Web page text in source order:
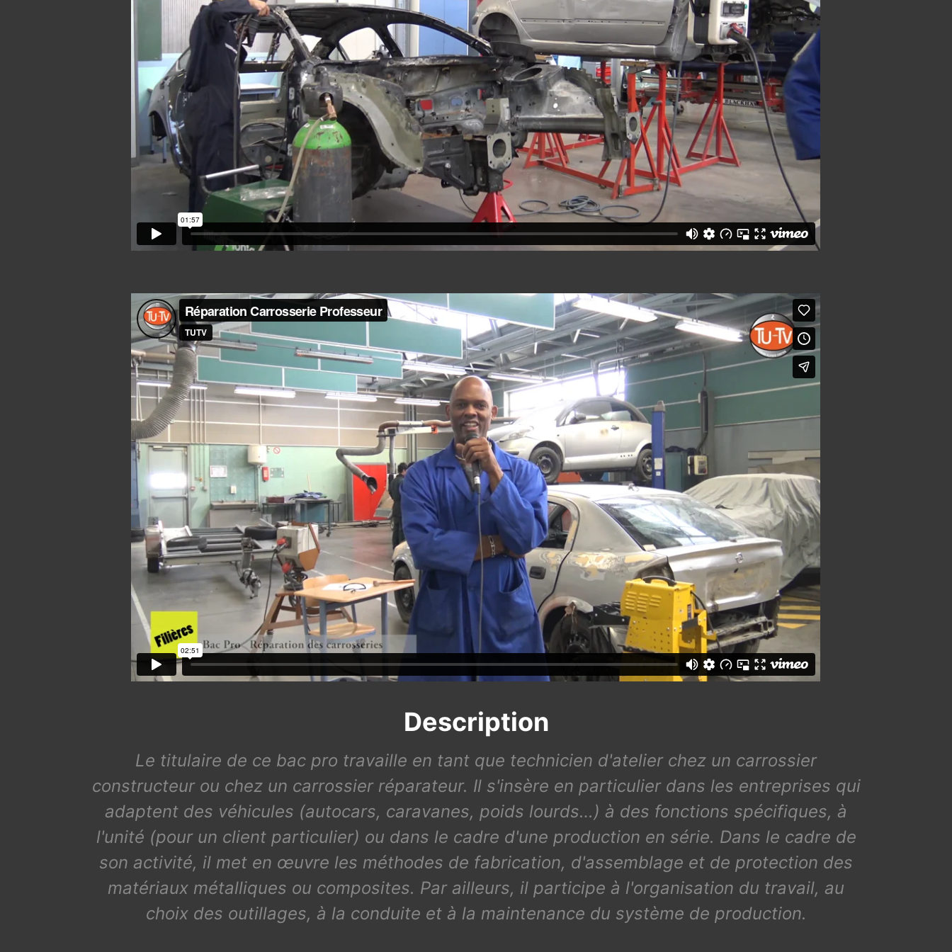
Description
Le titulaire de ce bac pro travaille en tant que technicien d'atelier chez un carrossier
constructeur ou chez un carrossier réparateur. Il s'insère en particulier dans les entreprises qui
adaptent des véhicules (autocars, caravanes, poids lourds…) à des fonctions spécifiques, à
l'unité (pour un client particulier) ou dans le cadre d'une production en série. Dans le cadre de
son activité, il met en œuvre les méthodes de fabrication, d'assemblage et de protection des
matériaux métalliques ou composites. Par ailleurs, il participe à l'organisation du travail, au
choix des outillages, à la conduite et à la maintenance du système de production.